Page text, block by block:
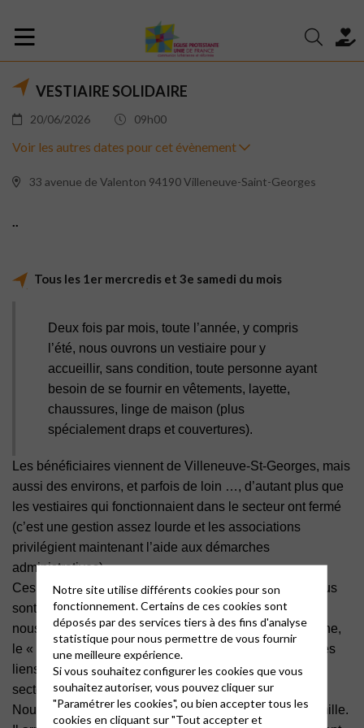
VESTIAIRE SOLIDAIRE
20/06/2026 09h00
Voir les autres dates pour cet évènement
33 avenue de Valenton 94190 Villeneuve-Saint-Georges
..
Tous les 1er mercredis et 3e samedi du mois
Deux fois par mois, toute l’année, y compris
l’été, nous ouvrons un vestiaire pour y
accueillir, sans condition, toute personne ayant
besoin de se fournir en vêtements, layette,
chaussures, linge de maison (plus
spécialement draps et couvertures).
Les bénéficiaires viennent de Villeneuve-St-Georges, mais
aussi des environs, et parfois de loin …, d’autant plus que
les vestiaires qui fonctionnaient dans le secteur ont fermé
(c’est une gestion assez lourde et les associations
privilégient maintenant l’aide aux démarches
administratives).
Ces personnes viennent par le bouche à oreille, ou nous
sont envoyées par les CCAS ou par les associations ;
nous sommes en effet répertoriés dans un guide en ligne,
le « Soliguide » ; par ailleurs la présidente entretient des
liens réguliers avec les associations de solidarité du
secteur.
Nous recevons régulièrement la visite de mères de famille.
Notre site utilise différents cookies pour son
fonctionnement. Certains de ces cookies sont
déposés par des services tiers à des fins d'analyse
statistique pour nous permettre de vous fournir
une meilleure expérience.
Si vous souhaitez configurer les cookies que vous
souhaitez autoriser, vous pouvez cliquer sur
"Paramétrer les cookies", ou bien accepter tous les
cookies en cliquant sur "Tout accepter et